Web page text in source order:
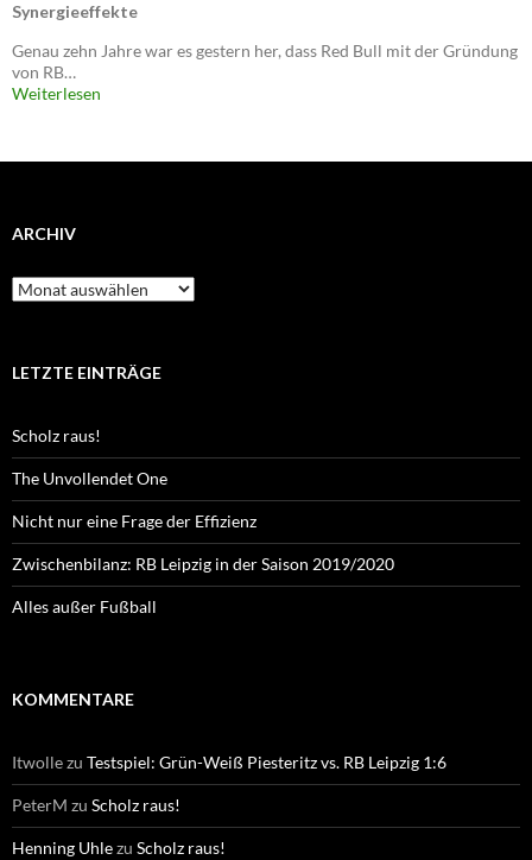
Synergieeffekte
Genau zehn Jahre war es gestern her, dass Red Bull mit der Gründung
von RB…
Weiterlesen
ARCHIV
Archiv
LETZTE EINTRÄGE
Scholz raus!
The Unvollendet One
Nicht nur eine Frage der Effizienz
Zwischenbilanz: RB Leipzig in der Saison 2019/2020
Alles außer Fußball
KOMMENTARE
Itwollezu Testspiel: Grün-Weiß Piesteritz vs. RB Leipzig 1:6
PeterM zu Scholz raus!
Henning Uhlezu Scholz raus!